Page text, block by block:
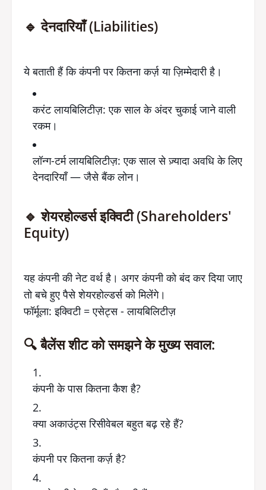
🔹 देनदारियाँ (Liabilities)
ये बताती हैं कि कंपनी पर कितना कर्ज़ या ज़िम्मेदारी है।
करंट लायबिलिटीज़: एक साल के अंदर चुकाई जाने वाली
रकम।
लॉन्ग-टर्म लायबिलिटीज़: एक साल से ज़्यादा अवधि के लिए
देनदारियाँ — जैसे बैंक लोन।
🔹 शेयरहोल्डर्स इक्विटी (Shareholders'
Equity)
यह कंपनी की नेट वर्थ है। अगर कंपनी को बंद कर दिया जाए
तो बचे हुए पैसे शेयरहोल्डर्स को मिलेंगे।
फॉर्मूला: इक्विटी = एसेट्स - लायबिलिटीज़
🔍 बैलेंस शीट को समझने के मुख्य सवाल:
कंपनी के पास कितना कैश है?
क्या अकाउंट्स रिसीवेबल बहुत बढ़ रहे हैं?
कंपनी पर कितना कर्ज़ है?